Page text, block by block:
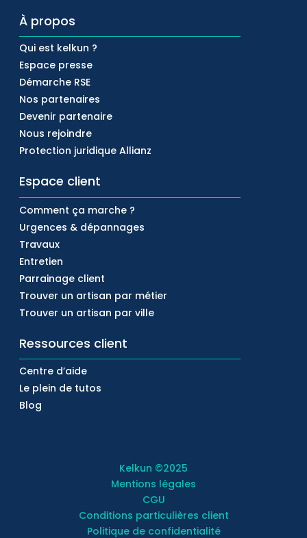
À propos
Qui est kelkun ?
Espace presse
Démarche RSE
Nos partenaires
Devenir partenaire
Nous rejoindre
Protection juridique Allianz
Espace client
Comment ça marche ?
Urgences & dépannages
Travaux
Entretien
Parrainage client
Trouver un artisan par métier
Trouver un artisan par ville
Ressources client
Centre d’aide
Le plein de tutos
Blog
Kelkun ©2025
Mentions légales
CGU
Conditions particulières client
Politique de confidentialité